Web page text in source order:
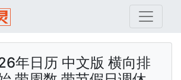
年日历 中文版 横向排